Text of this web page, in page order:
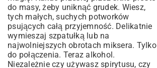
do masy, żeby uniknąć grudek. Wiesz,
tych małych, suchych potworków
psujących całą przyjemność. Delikatnie
wymieszaj szpatułką lub na
najwolniejszych obrotach miksera. Tylko
do połączenia. Teraz alkohol.
Niezależnie czy używasz spirytusu, czy